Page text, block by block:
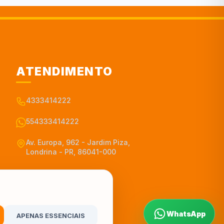
ATENDIMENTO
4333414222
554333414222
Av. Europa, 962 - Jardim Piza,
Londrina - PR, 86041-000
APENAS ESSENCIAIS WhatsApp